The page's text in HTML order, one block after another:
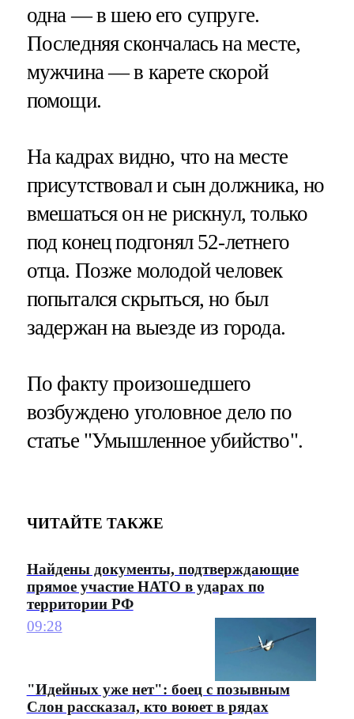
одна — в шею его супруге.
Последняя скончалась на месте,
мужчина — в карете скорой
помощи.
На кадрах видно, что на месте
присутствовал и сын должника, но
вмешаться он не рискнул, только
под конец подгонял 52-летнего
отца. Позже молодой человек
попытался скрыться, но был
задержан на выезде из города.
По факту произошедшего
возбуждено уголовное дело по
статье "Умышленное убийство".
ЧИТАЙТЕ ТАКЖЕ
Найдены документы, подтверждающие
прямое участие НАТО в ударах по
территории РФ
09:28
"Идейных уже нет": боец с позывным
Слон рассказал, кто воюет в рядах